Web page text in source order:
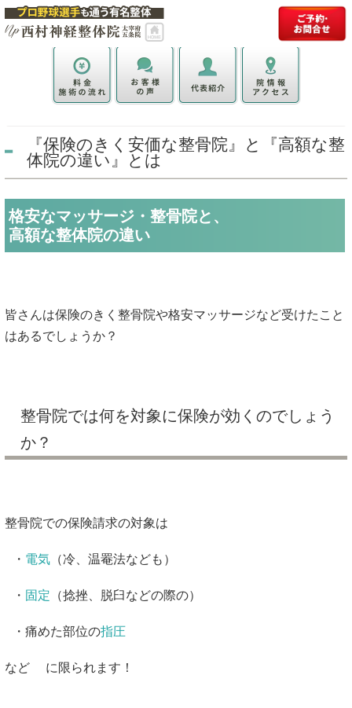
『保険のきく安価な整骨院』と『高額な整
体院の違い』とは
格安なマッサージ・整骨院と、
高額な整体院の違い
皆さんは保険のきく整骨院や格安マッサージなど受けたこと
はあるでしょうか？
整骨院では何を対象に保険が効くのでしょう
か？
整骨院での保険請求の対象は
・ 電気 （冷、温罨法なども）
・ 固定 （捻挫、脱臼などの際の）
・痛めた部位の指圧
など に限られます！